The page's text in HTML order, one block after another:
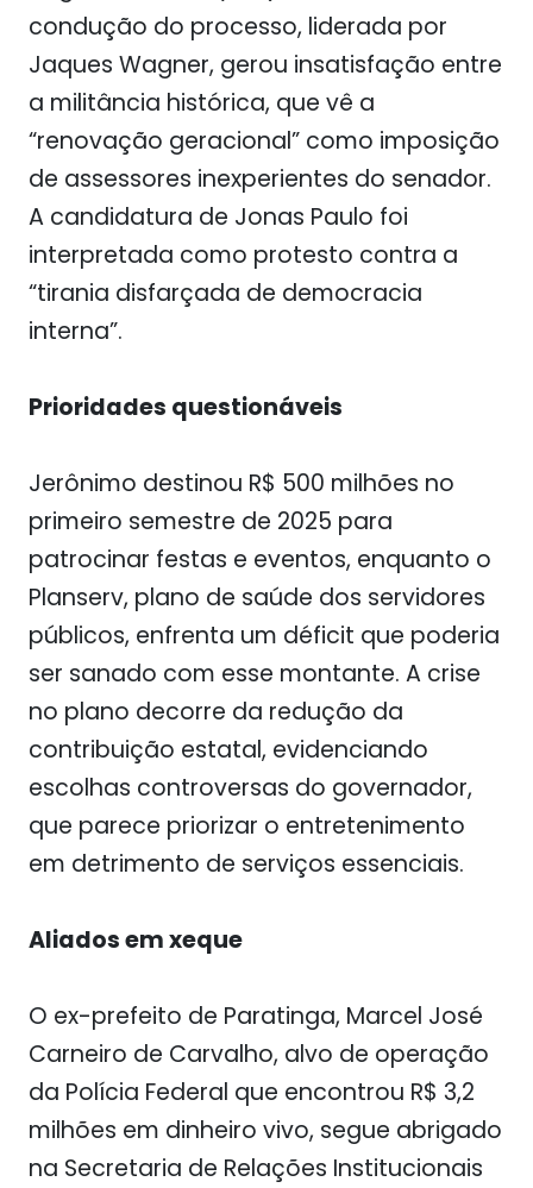
condução do processo, liderada por
Jaques Wagner, gerou insatisfação entre
a militância histórica, que vê a
“renovação geracional” como imposição
de assessores inexperientes do senador.
A candidatura de Jonas Paulo foi
interpretada como protesto contra a
“tirania disfarçada de democracia
interna”.
Prioridades questionáveis
Jerônimo destinou R$ 500 milhões no
primeiro semestre de 2025 para
patrocinar festas e eventos, enquanto o
Planserv, plano de saúde dos servidores
públicos, enfrenta um déficit que poderia
ser sanado com esse montante. A crise
no plano decorre da redução da
contribuição estatal, evidenciando
escolhas controversas do governador,
que parece priorizar o entretenimento
em detrimento de serviços essenciais.
Aliados em xeque
O ex-prefeito de Paratinga, Marcel José
Carneiro de Carvalho, alvo de operação
da Polícia Federal que encontrou R$ 3,2
milhões em dinheiro vivo, segue abrigado
na Secretaria de Relações Institucionais